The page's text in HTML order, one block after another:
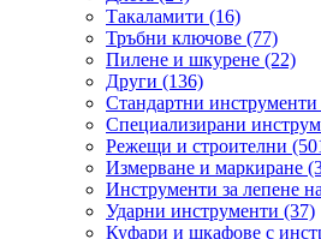
Такаламити (16)
Тръбни ключове (77)
Пилене и шкурене (22)
Други (136)
Стандартни инструменти
Специализирани
Режещи и строителни
Измерване и маркиране
Инструменти за лепене
Ударни инструменти (37)
Куфари и шкафове с